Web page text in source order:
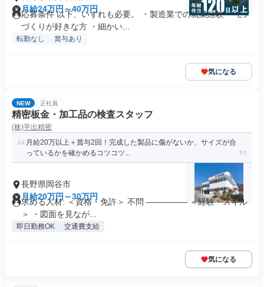
月給24万円～40万円
応募条件 以下、いずれも必要。 ・製造業での就業経験 ・モノ
づくりが好きな方 ・細かい...
転勤なし 賞与あり
気になる
NEW 正社員
精密板金・加工品の検査スタッフ
(株)平出精密
月給20万以上＋賞与2回！完成した製品に傷がないか、サイズが合
っているかを確かめるコツコツ...
長野県岡谷市
月給20万円～30万円
求める人材: ＜資格・免許＞ 不問 ――――― ＜経験・スキル
＞ ・図面を見なが...
即日勤務OK 交通費支給
気になる